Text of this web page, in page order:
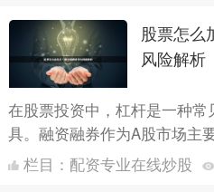
股票怎么
风险解析
在股票投资中，杠杆是一种
具。融资融券作为A股市场主
供了借入资金或证券进行交易
资融券的操作....
栏目： 配资专业在线炒股